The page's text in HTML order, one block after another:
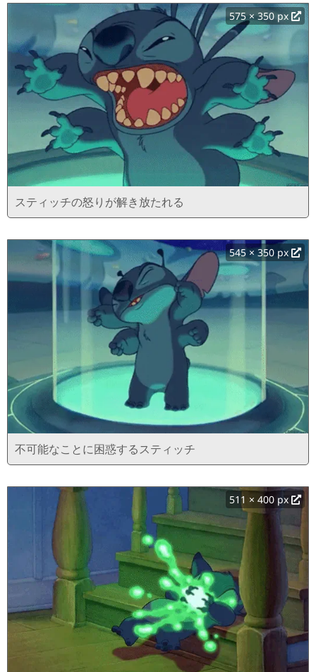
575 × 350 px
スティッチの怒りが解き放たれる
545 × 350 px
不可能なことに困惑するスティッチ
511 × 400 px